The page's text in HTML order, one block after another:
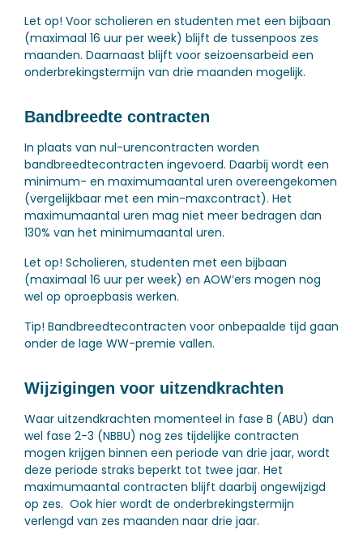
Let op! Voor scholieren en studenten met een bijbaan
(maximaal 16 uur per week) blijft de tussenpoos zes
maanden. Daarnaast blijft voor seizoensarbeid een
onderbrekingstermijn van drie maanden mogelijk.
Bandbreedte contracten
In plaats van nul-urencontracten worden
bandbreedtecontracten ingevoerd. Daarbij wordt een
minimum- en maximumaantal uren overeengekomen
(vergelijkbaar met een min-maxcontract). Het
maximumaantal uren mag niet meer bedragen dan
130% van het minimumaantal uren.
Let op! Scholieren, studenten met een bijbaan
(maximaal 16 uur per week) en AOW’ers mogen nog
wel op oproepbasis werken.
Tip! Bandbreedtecontracten voor onbepaalde tijd gaan
onder de lage WW-premie vallen.
Wijzigingen voor uitzendkrachten
Waar uitzendkrachten momenteel in fase B (ABU) dan
wel fase 2-3 (NBBU) nog zes tijdelijke contracten
mogen krijgen binnen een periode van drie jaar, wordt
deze periode straks beperkt tot twee jaar. Het
maximumaantal contracten blijft daarbij ongewijzigd
op zes. Ook hier wordt de onderbrekingstermijn
verlengd van zes maanden naar drie jaar.